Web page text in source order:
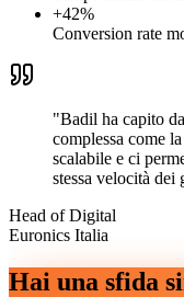
+42%
Conversion rate
"Badil ha capito
complessa come
scalabile e ci
stessa velocità
Head of Digital
Euronics Italia
Hai una sfida